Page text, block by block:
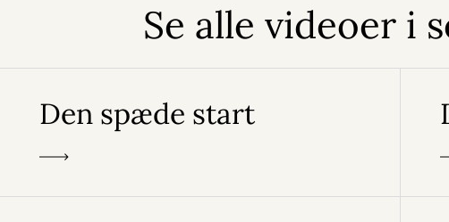
Se alle videoer i
Den spæde start